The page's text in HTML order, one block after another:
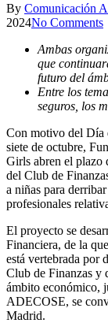
By Comunicación
2024No Comments
Ambas
que
futuro del
Entre los
seguros, los
Con motivo del Día
siete de octubre,
Girls abren el plazo
del Club de
a niñas para
profesionales
El proyecto se
Financiera, de la
está vertebrada por
Club de Finanzas y
ámbito económico,
ADECOSE, se
Madrid.